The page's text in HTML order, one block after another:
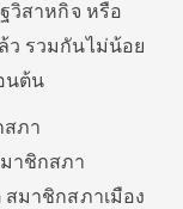
วิสาหกิจ หรือ
ว รวมกันไม่น้อย
นต้น
สภา
าชิกสภา
มาชิกสภาเมือง